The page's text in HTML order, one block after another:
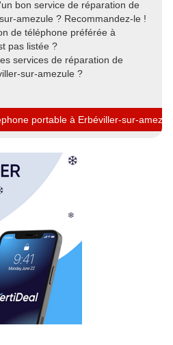
bon service de réparation de
amezule ? Recommandez-le !
de téléphone préférée à
pas listée ?
services de réparation de
sur-amezule ?
portable à Erbéviller-sur-